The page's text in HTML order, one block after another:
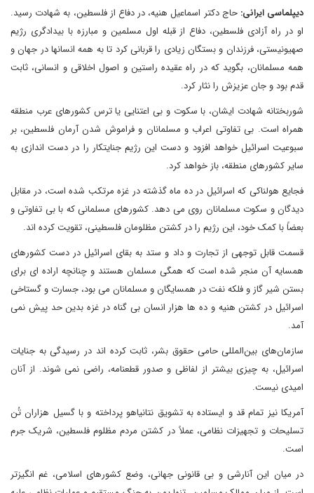
دیپلماسی ایرانی:حاج دکتر اسماعیل هنیه، در دفاع از فلسطین، به شهادت رسید.
او در راه آزادی فلسطین، دفاع از قبله اول مسلمین و مبارزه با بیدادگری رژیم
صهیونیستی، فرزندان و بستگان زیادی را قربانی کرد تا به همه انسانها در جهان و
همه مسلمانان، بگوید که در راه عقیده راستین و اصول اخلاقی و انسانی، ثابت
قدم بود و جان عزیزش را نثار کرد.
شوربختانه شهادت ایشان، با سکوت و بی اعتنایی یا ترس کشورهای عرب منطقه
همراه است. بی تفاوتی اعراب و مسلمانان و فراموش شدن آرمان فلسطین، بر
سبوعیت اسرائیل خواهد افزود و دست این رژیم جنایتکار را در دست اندازی به
سایر کشورهای منطقه، باز خواهد کرد.
فجایع هولناکی که اسرائیل در ده ماه گذشته در غزه مرتکب شده است، در مقابل
دیدگان و سکوت مسلمانان روی می دهد. کشورهای مسلمانی که با بی تفاوتی و
بعضاً با کمک خود، این رژیم را در کشتن مظلومان فلسطینی، تقویت کرده اند.
قسمت قابل توجهی از تجارت و داد و ستد به بقای اسرائیل در دست کشورهای
همسایه آن منجر شده است که همگی مسلمان هستند و چنانچه اراده ای برای
بستن شیر گاز و فلکه نفت در همسایگان و مسلمانان می بود، جسارت و گستاخی
اسرائیل در کشتن هنیه و ده ها هزار انسان بی گناه در غزه بدین حد پیش نمی
آمد.
سازمان‌های بین‌المللی حامی حقوق بشر، ثابت کرده اند در رسیدگی به جنایات
اسرائیل، به چیزی بیشتر از لفاظی و صدور قطعنامه، راضی نمی شوند. از آنان
امیدی نیست.
آمریکا نیز تمام قد و ایستاده به تشویق نتانیاهو پرداخته و با گسیل هزاران تُن
تسلیحات و تجهیزات نظامی، عملاً در کشتن مردم مظلوم فلسطین، شریک جرم
است.
در میان این آنارشی و بی قانونی جهانی، وضع کشورهای اسلامی، غم انگیزتر